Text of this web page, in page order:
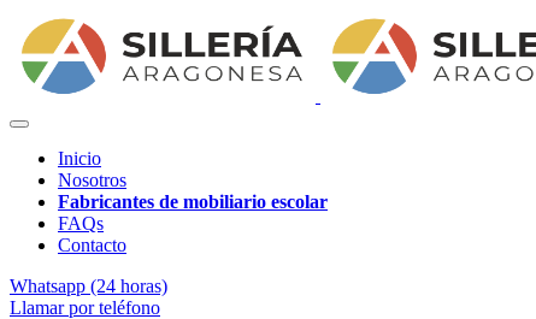
Inicio
Nosotros
Fabricantes de mobiliario escolar
FAQs
Contacto
Whatsapp (24 horas)
Llamar por teléfono